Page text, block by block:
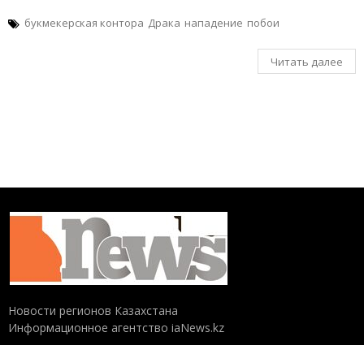
букмекерская контора Драка нападение побои
Читать далее
Новости регионов Казахстана
Информационное агентство iaNews.kz